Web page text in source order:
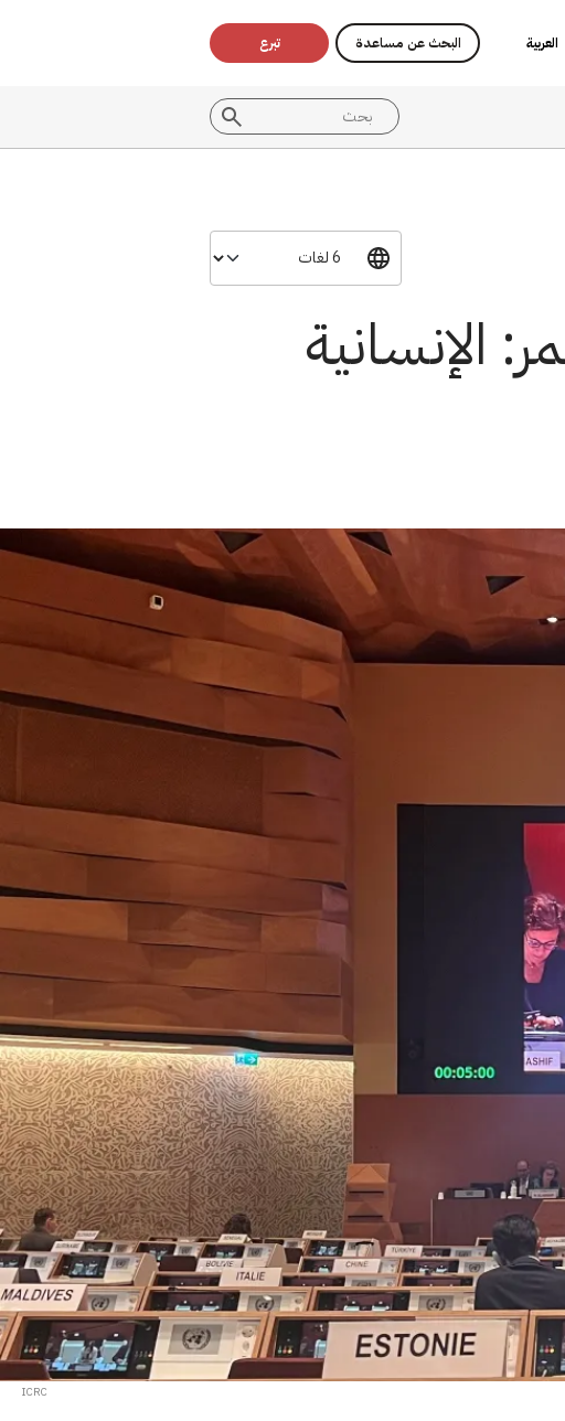
العربية البحث عن مساعدة تبرع
الإنسانية
ICRC